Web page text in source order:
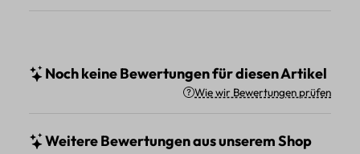
Noch keine Bewertungen für diesen Artikel
Wie wir Bewertungen prüfen
Weitere Bewertungen aus unserem Shop